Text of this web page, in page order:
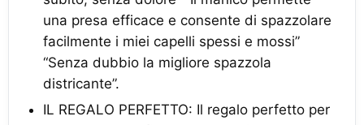
una presa efficace e consente di spazzolare
facilmente i miei capelli spessi e mossi”
“Senza dubbio la migliore spazzola
districante”.
IL REGALO PERFETTO: Il regalo perfetto per